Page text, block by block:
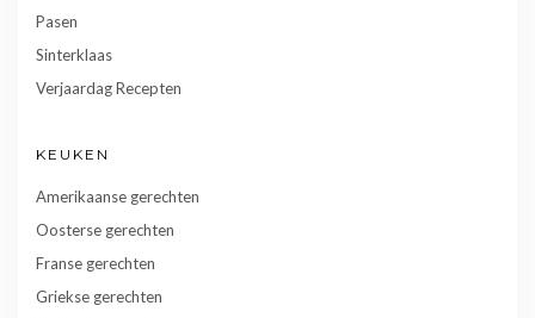
Pasen
Sinterklaas
Verjaardag Recepten
KEUKEN
Amerikaanse gerechten
Oosterse gerechten
Franse gerechten
Griekse gerechten